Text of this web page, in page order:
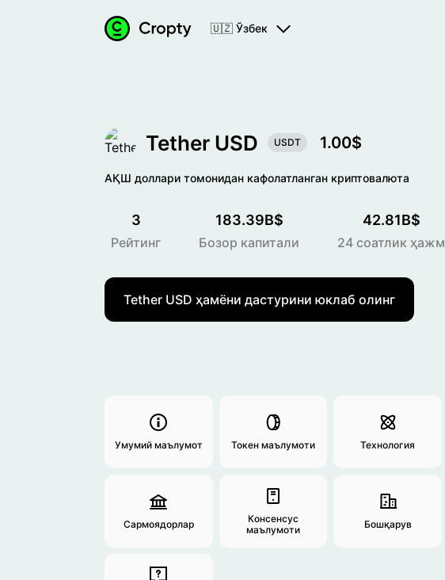
🇺🇿 Ўзбек
Tether USD USDT 1.00$
АҚШ доллари томонидан кафолатланган криптовалюта
3
Рейтинг
183.39B$
Бозор капитали
42.81B$
24 соатлик ҳажм
Tether USD ҳамёни дастурини юклаб олинг
Умумий маълумот Токен маълумоти Технология
Сармоядорлар
Консенсус
маълумоти
Бошқарув